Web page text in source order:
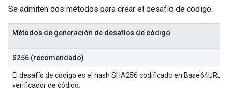
Se admiten dos métodos para crear el desafío de código.
Métodos de generación de desafíos de código
S256 (recomendado)
El desafío de código es el hash SHA256 codificado en Base64URL
verificador de código.